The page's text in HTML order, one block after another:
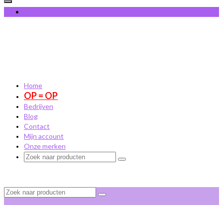
Home
OP = OP
Bedrijven
Blog
Contact
Mijn account
Onze merken
Zoek
Zoek